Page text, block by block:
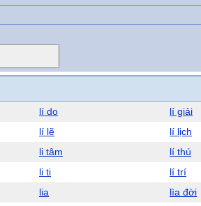
lí do
lí giải
lí lẽ
lí lịch
li tâm
lí thú
li ti
lí trí
lia
lìa đời